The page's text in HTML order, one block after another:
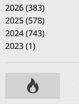
2026 (383)
2025 (578)
2024 (743)
2023 (1)
P
o